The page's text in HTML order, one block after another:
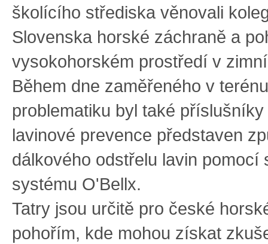
školícího střediska věnovali
Slovenska horské záchraně a
vysokohorském prostředí v
Během dne zaměřeného v
problematiku byl také
lavinové prevence představen
dálkového odstřelu lavin pomocí
systému O'Bellx.
Tatry jsou určitě pro české
pohořím, kde mohou získat